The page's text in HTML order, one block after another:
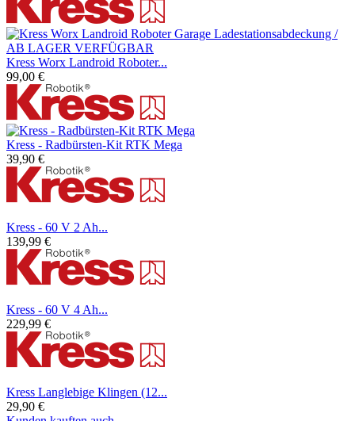
Kress Worx Landroid Roboter...
99,00 €
Kress - Radbürsten-Kit RTK Mega
39,90 €
Kress - 60 V 2 Ah...
139,99 €
Kress - 60 V 4 Ah...
229,99 €
Kress Langlebige Klingen (12...
29,90 €